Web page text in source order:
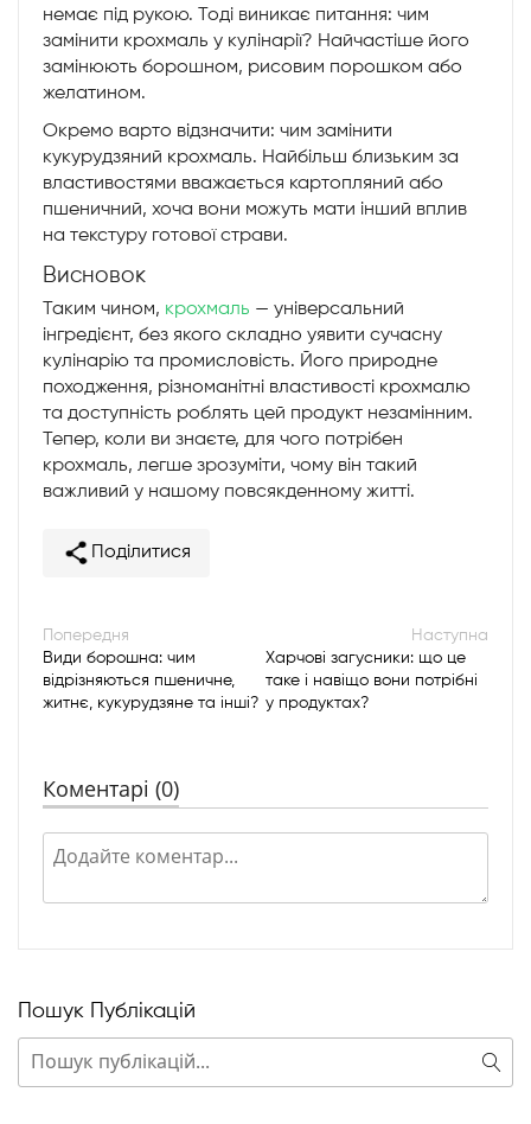
немає під рукою. Тоді виникає питання: чим
замінити крохмаль у кулінарії? Найчастіше його
замінюють борошном, рисовим порошком або
желатином.
Окремо варто відзначити: чим замінити
кукурудзяний крохмаль. Найбільш близьким за
властивостями вважається картопляний або
пшеничний, хоча вони можуть мати інший вплив
на текстуру готової страви.
Висновок
Таким чином, крохмаль — універсальний
інгредієнт, без якого складно уявити сучасну
кулінарію та промисловість. Його природне
походження, різноманітні властивості крохмалю
та доступність роблять цей продукт незамінним.
Тепер, коли ви знаєте, для чого потрібен
крохмаль, легше зрозуміти, чому він такий
важливий у нашому повсякденному житті.
Поділитися
Попередня
Види борошна: чим
відрізняються пшеничне,
житнє, кукурудзяне та інші?
Наступна
Харчові загусники: що це
таке і навіщо вони потрібні
у продуктах?
Коментарі (0)
Пошук Публікацій